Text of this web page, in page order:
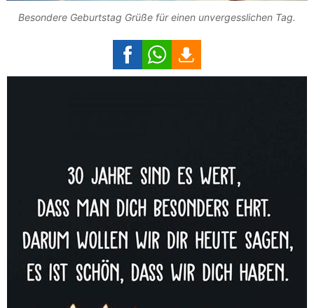
Besondere Geburtstag Grüße für einen unvergesslichen Tag.